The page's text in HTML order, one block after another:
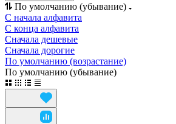
По умолчанию (убывание)
С начала алфавита
С конца алфавита
Сначала дешевые
Сначала дорогие
По умолчанию (возрастание)
По умолчанию (убывание)